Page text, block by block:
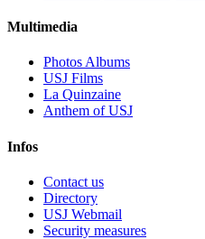
Multimedia
Photos Albums
USJ Films
La Quinzaine
Anthem of USJ
Infos
Contact us
Directory
USJ Webmail
Security measures